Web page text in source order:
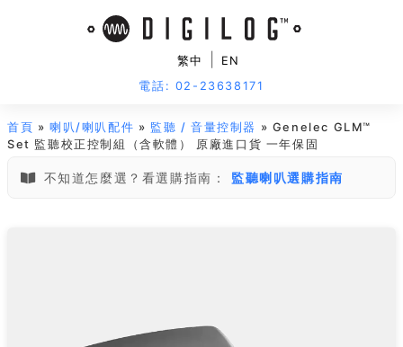
繁中
EN
電話: 02-23638171
首頁 »喇叭/喇叭配件 » 監聽 / 音量控制器 » Genelec GLM™
Set 監聽校正控制組（含軟體） 原廠進口貨 一年保固
不知道怎麼選？看選購指南： 監聽喇叭選購指南